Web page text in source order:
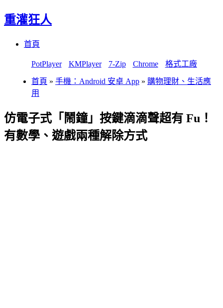
重灌狂人
首頁
PotPlayer KMPlayer 7-Zip Chrome 格式工廠
首頁 » 手機：Android 安卓 App » 購物理財、生活應
用
仿電子式「鬧鐘」按鍵滴滴聲超有 Fu！
有數學、遊戲兩種解除方式